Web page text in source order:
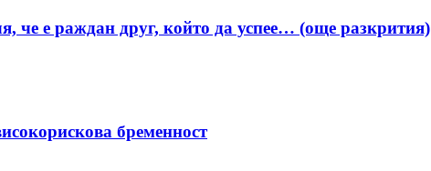
че е раждан друг, който да успее… (още разкрития)
бременност